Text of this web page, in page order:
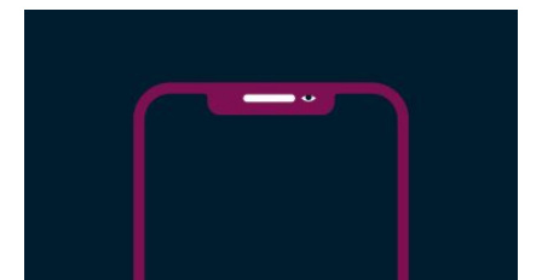
deze aan te raken?